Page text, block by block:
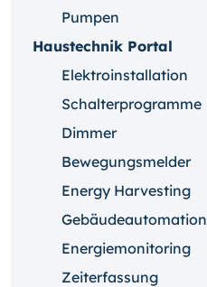
Pumpen
Haustechnik Portal
Elektroinstallation
Schalterprogramme
Dimmer
Bewegungsmelder
Energy Harvesting
Gebäudeautomation
Energiemonitoring
Zeiterfassung